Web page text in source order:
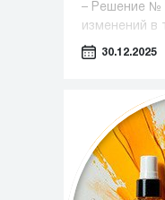
– Решение №
изменений в
30.12.2025